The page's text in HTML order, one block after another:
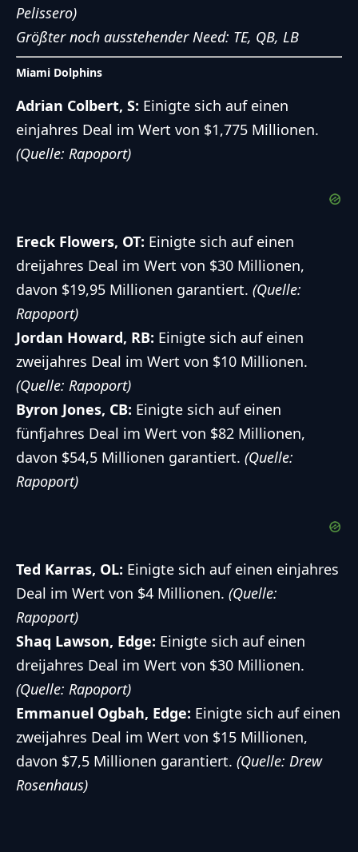
Pelissero)
Größter noch ausstehender Need: TE, QB, LB
Miami Dolphins
Adrian Colbert, S: Einigte sich auf einen
einjahres Deal im Wert von $1,775 Millionen.
(Quelle: Rapoport)
Ereck Flowers, OT: Einigte sich auf einen
dreijahres Deal im Wert von $30 Millionen,
davon $19,95 Millionen garantiert. (Quelle:
Rapoport)
Jordan Howard, RB: Einigte sich auf einen
zweijahres Deal im Wert von $10 Millionen.
(Quelle: Rapoport)
Byron Jones, CB: Einigte sich auf einen
fünfjahres Deal im Wert von $82 Millionen,
davon $54,5 Millionen garantiert. (Quelle:
Rapoport)
Ted Karras, OL: Einigte sich auf einen einjahres
Deal im Wert von $4 Millionen. (Quelle:
Rapoport)
Shaq Lawson, Edge: Einigte sich auf einen
dreijahres Deal im Wert von $30 Millionen.
(Quelle: Rapoport)
Emmanuel Ogbah, Edge: Einigte sich auf einen
zweijahres Deal im Wert von $15 Millionen,
davon $7,5 Millionen garantiert. (Quelle: Drew
Rosenhaus)